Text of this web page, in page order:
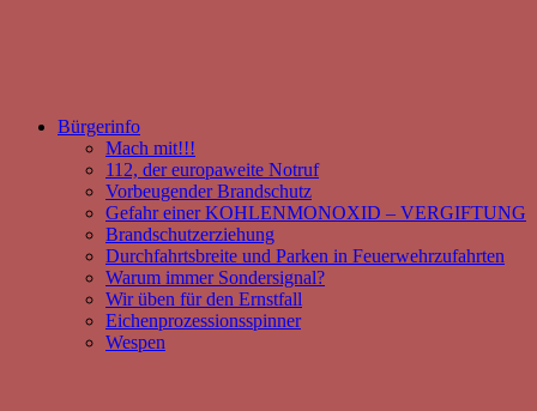
Bürgerinfo
Mach mit!!!
112, der europaweite Notruf
Vorbeugender Brandschutz
Gefahr einer KOHLENMONOXID – VERGIFTUNG
Brandschutzerziehung
Durchfahrtsbreite und Parken in Feuerwehrzufahrten
Warum immer Sondersignal?
Wir üben für den Ernstfall
Eichenprozessionsspinner
Wespen